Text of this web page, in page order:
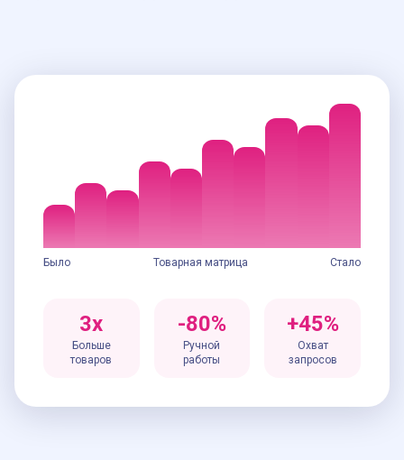
Было Товарная матрица Стало
3x
Больше
товаров
-80%
Ручной
работы
+45%
Охват
запросов